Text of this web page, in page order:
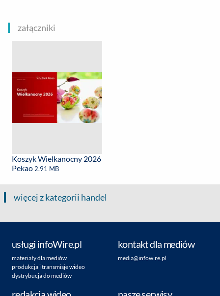
załączniki
Koszyk Wielkanocny 2026
Pekao2.91 MB
więcej z kategorii handel
usługi infoWire.pl
materiały dla mediów
produkcja i transmisje wideo
dystrybucja do mediów
kontakt dla mediów
media@infowire.pl